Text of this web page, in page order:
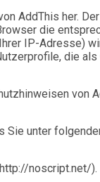
AddThis her.
die
IP-Adresse)
die als
von
Sie unter
noscript.net/).